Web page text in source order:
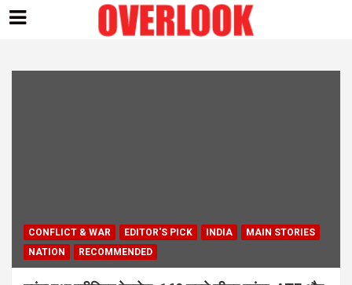
CONFLICT & WAR EDITOR'S PICK INDIA
MAIN STORIES
NATION
RECOMMENDED